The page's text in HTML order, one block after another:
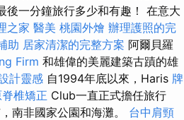
後一分鐘旅行多少和有趣！ 在意大
之家 醫美 桃園外燴 辦理護照的完
助 居家清潔的完整方案 阿爾貝羅
Firm 和雄偉的美麗建築古蹟的雄
計靈感 自1994年底以來，Haris 牌
椎矯正 Club一直正式擔任旅行
南非國家公園和海灘。 台中肩頸